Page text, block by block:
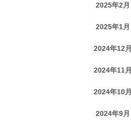
2025年2月
2025年1月
2024年12月
2024年11月
2024年10月
2024年9月